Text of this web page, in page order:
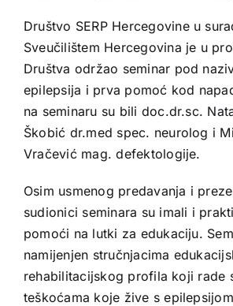
Društvo SERP Hercegovine u
Sveučilištem Hercegovina je u
Društva održao seminar pod
epilepsija i prva pomoć kod
na seminaru su bili doc.dr.sc.
Škobić dr.med spec. neurolog i
Vračević mag. defektologije.
Osim usmenog predavanja i
sudionici seminara su imali i
pomoći na lutki za edukaciju.
namijenjen stručnjacima
rehabilitacijskog profila koji rade
teškoćama koje žive s